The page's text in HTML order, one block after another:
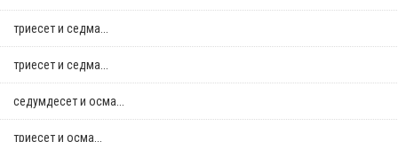
триесет и седма...
триесет и седма...
седумдесет и осма...
триесет и осма...